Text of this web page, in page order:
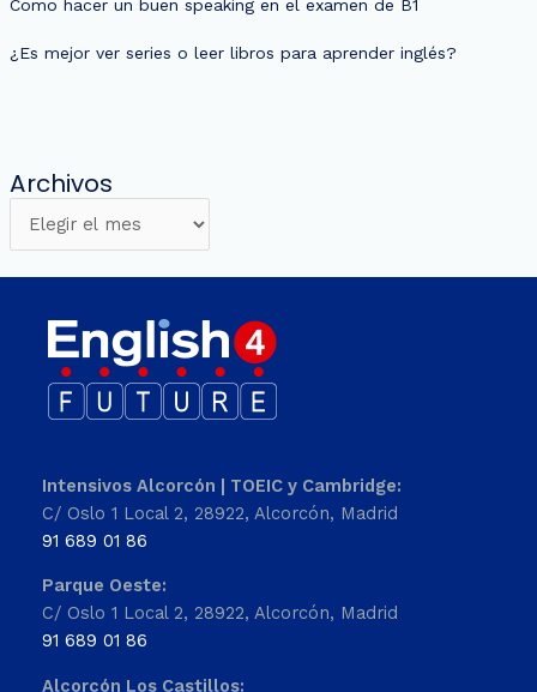
Como hacer un buen speaking en el examen de B1
¿Es mejor ver series o leer libros para aprender inglés?
Archivos
Intensivos Alcorcón | TOEIC y Cambridge:
C/ Oslo 1 Local 2, 28922, Alcorcón, Madrid
91 689 01 86
Parque Oeste:
C/ Oslo 1 Local 2, 28922, Alcorcón, Madrid
91 689 01 86
Alcorcón Los Castillos: